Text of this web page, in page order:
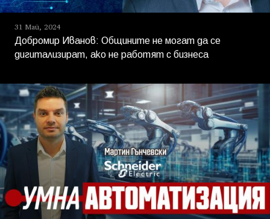
31 Май, 2024
Добромир Иванов: Общините не могат да се
дигитализират, ако не работят с бизнеса